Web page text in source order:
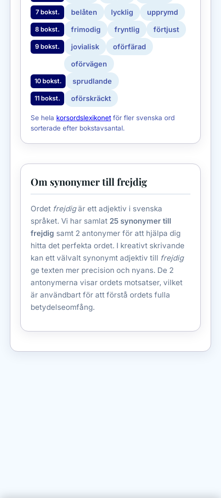
7 bokst. belåten lycklig upprymd
8 bokst. frimodig fryntlig förtjust
9 bokst. jovialisk oförfärad
oförvägen
10 bokst. sprudlande
11 bokst. oförskräckt
Se hela korsordslexikonet för fler svenska ord
sorterade efter bokstavsantal.
Om synonymer till frejdig
Ordet frejdigär ett adjektiv i svenska
språket. Vi har samlat 25 synonymer till
frejdig samt 2 antonymer för att hjälpa dig
hitta det perfekta ordet. I kreativt skrivande
kan ett välvalt synonymt adjektiv till frejdig
ge texten mer precision och nyans. De 2
antonymerna visar ordets motsatser, vilket
är användbart för att förstå ordets fulla
betydelseomfång.